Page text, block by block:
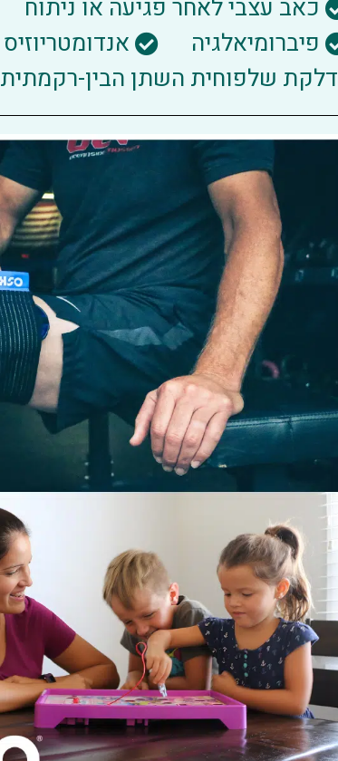
כאב עצבי לאחר פגיעה או ניתוח
פיברומיאלגיה
אנדומטריוזיס
דלקת שלפוחית השתן הבין-רקמתית